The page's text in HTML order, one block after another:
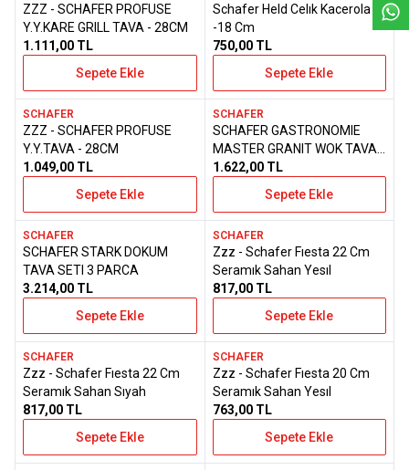
Favorilere Ekle
ZZZ - SCHAFER PROFUSE
Y.Y.KARE GRILL TAVA - 28CM
1.111,00 TL
Sepete Ekle
Favorilere Ekle
Schafer Held Celık Kacerola
-18 Cm
750,00TL
Sepete Ekle
Favorilere Ekle
SCHAFER
ZZZ - SCHAFER PROFUSE
Y.Y.TAVA - 28CM
1.049,00 TL
Sepete Ekle
Favorilere Ekle
SCHAFER
SCHAFER GASTRONOMIE
MASTER GRANIT WOK TAVA
28 CM
1.622,00TL
Sepete Ekle
Favorilere Ekle
SCHAFER
SCHAFER STARK DOKUM
TAVA SETI 3 PARCA
3.214,00 TL
Sepete Ekle
Yeni
Favorilere Ekle
SCHAFER
Zzz - Schafer Fıesta 22 Cm
Seramık Sahan Yesıl
817,00TL
Sepete Ekle
Yeni
Favorilere Ekle
SCHAFER
Zzz - Schafer Fıesta 22 Cm
Seramık Sahan Sıyah
817,00 TL
Sepete Ekle
Yeni
Favorilere Ekle
SCHAFER
Zzz - Schafer Fıesta 20 Cm
Seramık Sahan Yesıl
763,00TL
Sepete Ekle